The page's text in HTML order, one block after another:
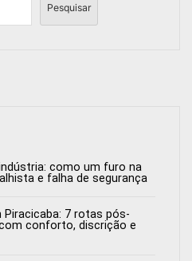
Pesquisar
como um furo na
e falha de segurança
7 rotas pós-
conforto, discrição e